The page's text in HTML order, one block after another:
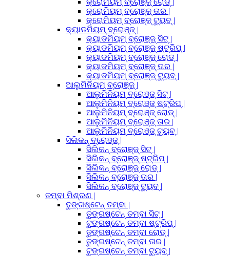
କ୍ରୋମିୟମ୍ ବ୍ରୋଞ୍ଜ୍ ରୋଡ୍ |
କ୍ରୋମିୟମ୍ ବ୍ରୋଞ୍ଜ୍ ତାର |
କ୍ରୋମିୟମ୍ ବ୍ରୋଞ୍ଜ୍ ଟ୍ୟୁବ୍ |
କ୍ୟାଡମିୟମ୍ ବ୍ରୋଞ୍ଜ୍ |
କ୍ୟାଡମିୟମ୍ ବ୍ରୋଞ୍ଜ୍ ସିଟ୍ |
କ୍ୟାଡମିୟମ୍ ବ୍ରୋଞ୍ଜ୍ ଷ୍ଟ୍ରିପ୍ |
କ୍ୟାଡମିୟମ୍ ବ୍ରୋଞ୍ଜ୍ ରୋଡ୍ |
କ୍ୟାଡମିୟମ୍ ବ୍ରୋଞ୍ଜ୍ ତାର |
କ୍ୟାଡମିୟମ୍ ବ୍ରୋଞ୍ଜ୍ ଟ୍ୟୁବ୍ |
ଆଲୁମିନିୟମ୍ ବ୍ରୋଞ୍ଜ୍ |
ଆଲୁମିନିୟମ୍ ବ୍ରୋଞ୍ଜ୍ ସିଟ୍ |
ଆଲୁମିନିୟମ୍ ବ୍ରୋଞ୍ଜ୍ ଷ୍ଟ୍ରିପ୍ |
ଆଲୁମିନିୟମ୍ ବ୍ରୋଞ୍ଜ୍ ରୋଡ୍ |
ଆଲୁମିନିୟମ୍ ବ୍ରୋଞ୍ଜ୍ ତାର |
ଆଲୁମିନିୟମ୍ ବ୍ରୋଞ୍ଜ୍ ଟ୍ୟୁବ୍ |
ସିଲିକନ୍ ବ୍ରୋଞ୍ଜ୍ |
ସିଲିକନ୍ ବ୍ରୋଞ୍ଜ୍ ସିଟ୍ |
ସିଲିକନ୍ ବ୍ରୋଞ୍ଜ୍ ଷ୍ଟ୍ରିପ୍ |
ସିଲିକନ୍ ବ୍ରୋଞ୍ଜ୍ ରୋଡ୍ |
ସିଲିକନ୍ ବ୍ରୋଞ୍ଜ୍ ତାର |
ସିଲିକନ୍ ବ୍ରୋଞ୍ଜ୍ ଟ୍ୟୁବ୍ |
ତମ୍ବା ମିଶ୍ରଣ |
ତୁଙ୍ଗଷ୍ଟେନ୍ ତମ୍ବା |
ତୁଙ୍ଗଷ୍ଟେନ୍ ତମ୍ବା ସିଟ୍ |
ଟୁଙ୍ଗଷ୍ଟେନ୍ ତମ୍ବା ଷ୍ଟ୍ରିପ୍ |
ତୁଙ୍ଗଷ୍ଟେନ୍ ତମ୍ବା ରୋଡ୍ |
ତୁଙ୍ଗଷ୍ଟେନ୍ ତମ୍ବା ତାର |
ଟୁଙ୍ଗଷ୍ଟେନ୍ ତମ୍ବା ଟ୍ୟୁବ୍ |